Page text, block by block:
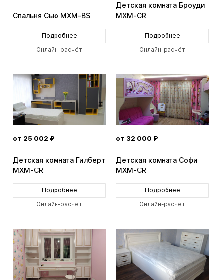
Спальня Сью MXM-BS
Подробнее
Онлайн-расчёт
Детская комната Броуди
MXM-CR
Подробнее
Онлайн-расчёт
от 25 002 ₽
Детская комната Гилберт
MXM-CR
Подробнее
Онлайн-расчёт
от 32 000 ₽
Детская комната Софи
MXM-CR
Подробнее
Онлайн-расчёт